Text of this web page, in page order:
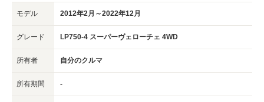
モデル 2012年2月～2022年12月
グレード LP750-4 スーパーヴェローチェ 4WD
所有者 自分のクルマ
所有期間 -